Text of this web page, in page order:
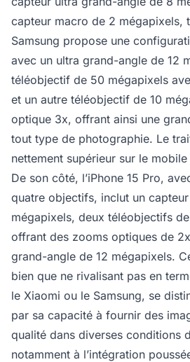
capteur macro de 2 mégapixels,
Samsung propose une
avec un ultra grand-angle de 12
téléobjectif de 50 mégapixels
et un autre téléobjectif de 10
optique 3x, offrant ainsi une
tout type de photographie. Le
nettement supérieur sur le mobile
De son côté, l’iPhone 15 Pro,
quatre objectifs, inclut un
mégapixels, deux téléobjectifs
offrant des zooms optiques de
grand-angle de 12 mégapixels.
bien que ne rivalisant pas en
le Xiaomi ou le Samsung, se
par sa capacité à fournir des
qualité dans diverses conditions
notamment à l’intégration